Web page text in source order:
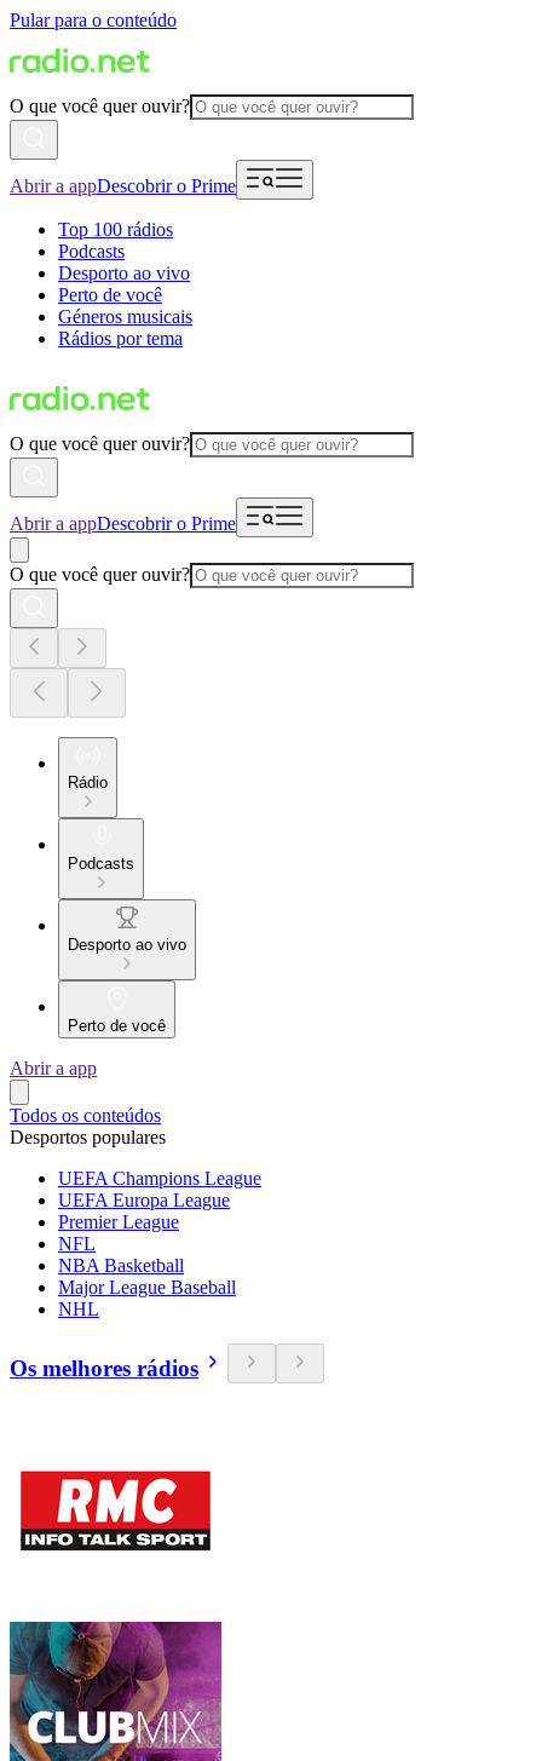
Pular para o conteúdo
O que você quer ouvir?
Abrir a appDescobrir o Prime
Top 100 rádios
Podcasts
Desporto ao vivo
Perto de você
Géneros musicais
Rádios por tema
O que você quer ouvir?
Abrir a appDescobrir o Prime
O que você quer ouvir?
Rádio
Podcasts
Desporto ao vivo
Perto de você
Abrir a app
Todos os conteúdos
Desportos populares
UEFA Champions League
UEFA Europa League
Premier League
NFL
NBA Basketball
Major League Baseball
NHL
Os melhores rádios